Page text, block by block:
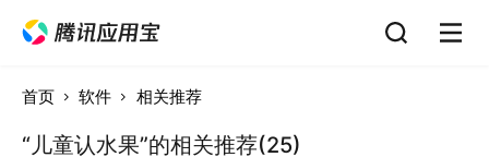
首页 软件 相关推荐
“儿童认水果”的相关推荐(25)